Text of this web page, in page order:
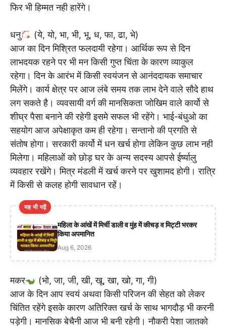
फिर भी हिम्मत नही हारेंगे।
धनु
(ये, यो, भा, भी, भू, ध, फा, ढा, भे)
आज का दिन मिश्रित फलदायी रहेगा। आर्थिक रूप से दिन
लाभदयक रहने पर भी मन किसी गुप्त चिंता के कारण व्याकुल
रहेगा। दिन के आरंभ में किसी स्वयंजन से आनंददायक समाचार
मिलेंगे। कार्य क्षेत्र पर आज लंबे समय तक लाभ देने वाले सौदे हाथ
लग सकते है। व्यवसायी वर्ग की मानसिकता जोखिम वाले कार्यो से
शीघ्र पैसा बनाने की रहेगी इसमे सफल भी रहेंगे। भाई-बंधुओ का
सहयोग आज अपेक्षाकृत कम ही रहेगा। सन्तानो की प्रगति से
संतोष होगा। सरकारी कार्यो में धन खर्च होगा लेकिन कुछ लाभ नही
मिलेगा। महिलाओं को छोड़ घर के अन्य सदस्य आपसे ईर्ष्यालु
व्यवहार रखेंगे। मित्र मंडली में खर्च करने पर खुशामद होगी। रात्रि
में किसी से कलह होगी सावधान रहें।
यह भी पढ़ें
महिला के आंखें में मिर्ची डाली व मुंह में कीचड़ व मिट्टी भरकर
किया अपमानित
Aug 6, 2026
मकर
(भो, जा, जी, खी, खू, खा, खो, गा, गी)
आज के दिन आप स्वयं अथवा किसी परिजन की सेहत को लेकर
चिंतित रहेंगे इसके कारण अतिरिक्त खर्च के साथ भागदौड़ भी करनी
पड़ेगी। मानसिक बेचैनी आज भी बनी रहेगी। नौकरी पेशा जातको